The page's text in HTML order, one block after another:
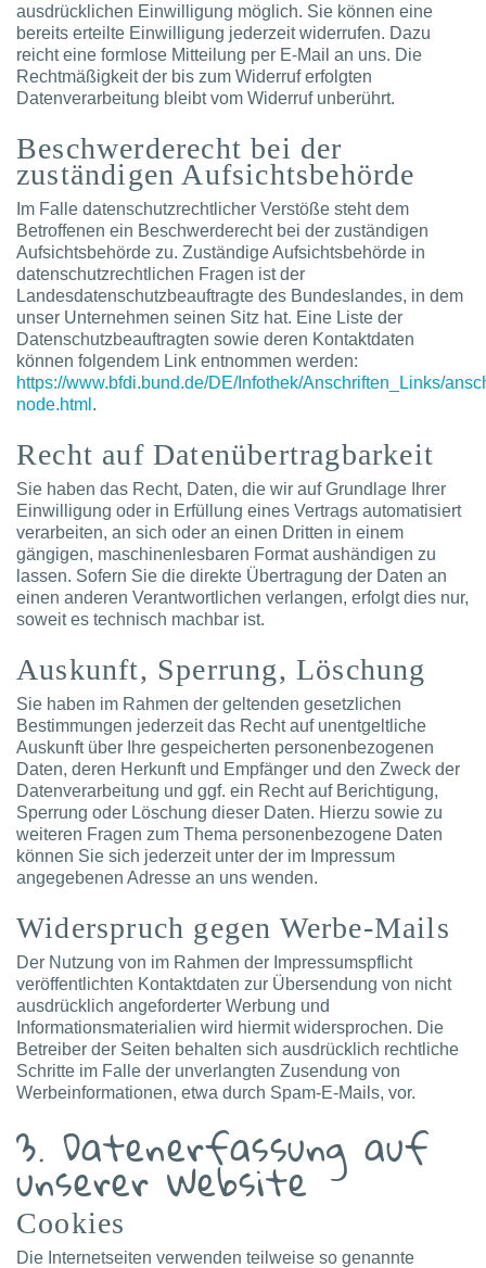
ausdrücklichen Einwilligung möglich. Sie können eine
bereits erteilte Einwilligung jederzeit widerrufen. Dazu
reicht eine formlose Mitteilung per E-Mail an uns. Die
Rechtmäßigkeit der bis zum Widerruf erfolgten
Datenverarbeitung bleibt vom Widerruf unberührt.
Beschwerderecht bei der
zuständigen Aufsichtsbehörde
Im Falle datenschutzrechtlicher Verstöße steht dem
Betroffenen ein Beschwerderecht bei der zuständigen
Aufsichtsbehörde zu. Zuständige Aufsichtsbehörde in
datenschutzrechtlichen Fragen ist der
Landesdatenschutzbeauftragte des Bundeslandes, in dem
unser Unternehmen seinen Sitz hat. Eine Liste der
Datenschutzbeauftragten sowie deren Kontaktdaten
können folgendem Link entnommen werden:
https://www.bfdi.bund.de/DE/Infothek/Anschriften_Links/
node.html .
Recht auf Datenübertragbarkeit
Sie haben das Recht, Daten, die wir auf Grundlage Ihrer
Einwilligung oder in Erfüllung eines Vertrags automatisiert
verarbeiten, an sich oder an einen Dritten in einem
gängigen, maschinenlesbaren Format aushändigen zu
lassen. Sofern Sie die direkte Übertragung der Daten an
einen anderen Verantwortlichen verlangen, erfolgt dies nur,
soweit es technisch machbar ist.
Auskunft, Sperrung, Löschung
Sie haben im Rahmen der geltenden gesetzlichen
Bestimmungen jederzeit das Recht auf unentgeltliche
Auskunft über Ihre gespeicherten personenbezogenen
Daten, deren Herkunft und Empfänger und den Zweck der
Datenverarbeitung und ggf. ein Recht auf Berichtigung,
Sperrung oder Löschung dieser Daten. Hierzu sowie zu
weiteren Fragen zum Thema personenbezogene Daten
können Sie sich jederzeit unter der im Impressum
angegebenen Adresse an uns wenden.
Widerspruch gegen Werbe-Mails
Der Nutzung von im Rahmen der Impressumspflicht
veröffentlichten Kontaktdaten zur Übersendung von nicht
ausdrücklich angeforderter Werbung und
Informationsmaterialien wird hiermit widersprochen. Die
Betreiber der Seiten behalten sich ausdrücklich rechtliche
Schritte im Falle der unverlangten Zusendung von
Werbeinformationen, etwa durch Spam-E-Mails, vor.
3. Datenerfassung auf
unserer Website
Cookies
Die Internetseiten verwenden teilweise so genannte